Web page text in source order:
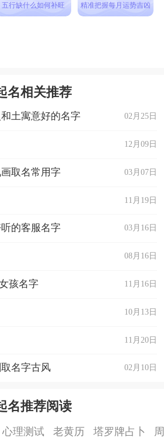
五行缺什么如何补旺 精准把握每月运势吉凶
名相关推荐
02月25日
土寓意好的名字
12月09日
03月07日
取名常用字
11月19日
03月16日
的客服名字
08月16日
11月16日
孩名字
10月13日
11月20日
02月10日
名字古风
名推荐阅读
心理测试 老黄历 塔罗牌占卜